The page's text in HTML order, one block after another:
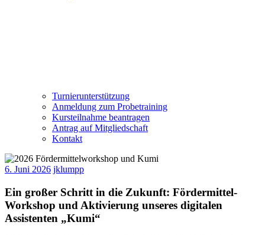
Turnierunterstützung
Anmeldung zum Probetraining
Kursteilnahme beantragen
Antrag auf Mitgliedschaft
Kontakt
6. Juni 2026 jklumpp
Ein großer Schritt in die Zukunft: Fördermittel-
Workshop und Aktivierung unseres digitalen
Assistenten „Kumi“